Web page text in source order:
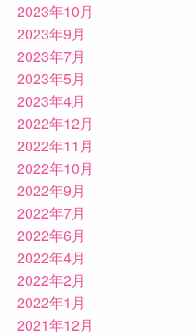
2023年10月
2023年9月
2023年7月
2023年5月
2023年4月
2022年12月
2022年11月
2022年10月
2022年9月
2022年7月
2022年6月
2022年4月
2022年2月
2022年1月
2021年12月